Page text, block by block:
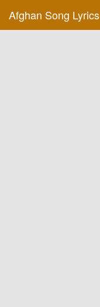
Afghan Song Lyrics